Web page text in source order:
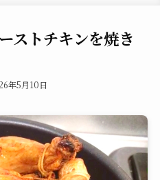
ストチキンを焼き
年5月10日